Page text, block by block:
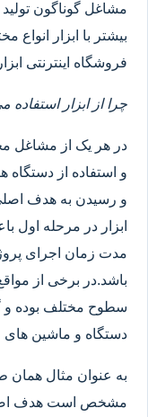
مشاغل گوناگون
بیشتر با ابزار انواع
فروشگاه اینترنتی
چرا از ابزار استفاده
در هر یک از مشاغل
و استفاده از دستگاه
و رسیدن به هدف اصلی
ابزار در مرحله اول
مدت زمان اجرای
باشد.در برخی از
سطوح مختلف بوده و
دستگاه و ماشین های
به عنوان مثال همان
مشخص است هدف اصلی